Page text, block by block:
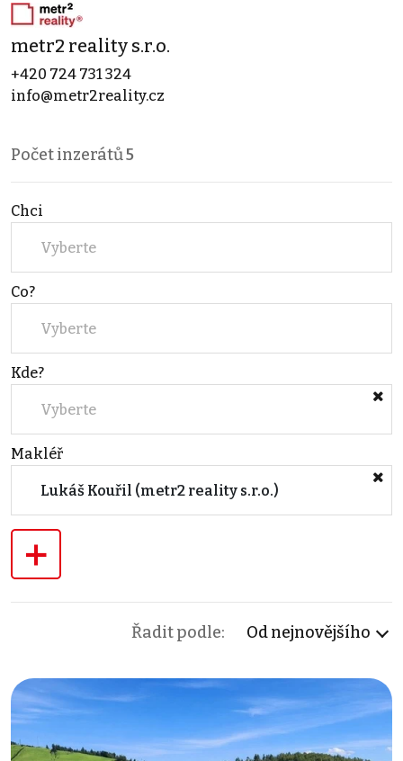
metr2 reality s.r.o.
+420 724 731 324
info@metr2reality.cz
Počet inzerátů5
Chci
Vyberte
Co?
Vyberte
Kde?
Vyberte
Makléř
Lukáš Kouřil (metr2 reality s.r.o.)
+
Řadit podle: Od nejnovějšího